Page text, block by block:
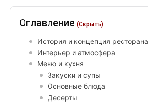
Оглавление (Скрыть)
История и концепция ресторана
Интерьер и атмосфера
Меню и кухня
Закуски и супы
Основные блюда
Десерты